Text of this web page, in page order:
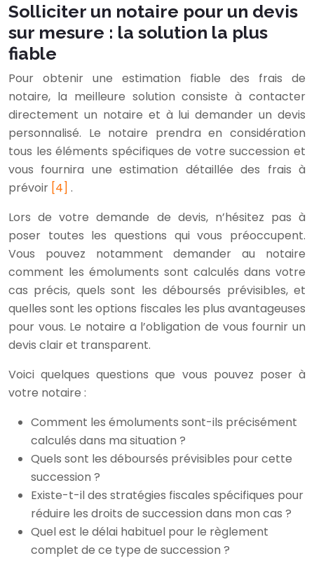
Solliciter un notaire pour un devis
sur mesure : la solution la plus
fiable
Pour obtenir une estimation fiable des frais de
notaire, la meilleure solution consiste à contacter
directement un notaire et à lui demander un devis
personnalisé. Le notaire prendra en considération
tous les éléments spécifiques de votre succession et
vous fournira une estimation détaillée des frais à
prévoir [4] .
Lors de votre demande de devis, n’hésitez pas à
poser toutes les questions qui vous préoccupent.
Vous pouvez notamment demander au notaire
comment les émoluments sont calculés dans votre
cas précis, quels sont les déboursés prévisibles, et
quelles sont les options fiscales les plus avantageuses
pour vous. Le notaire a l’obligation de vous fournir un
devis clair et transparent.
Voici quelques questions que vous pouvez poser à
votre notaire :
Comment les émoluments sont-ils précisément
calculés dans ma situation ?
Quels sont les déboursés prévisibles pour cette
succession ?
Existe-t-il des stratégies fiscales spécifiques pour
réduire les droits de succession dans mon cas ?
Quel est le délai habituel pour le règlement
complet de ce type de succession ?